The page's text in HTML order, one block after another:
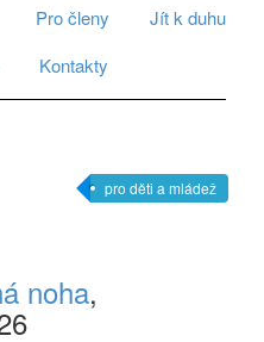
Pro členy
Jít k duhu
Kontakty
pro děti a mládež
noha,